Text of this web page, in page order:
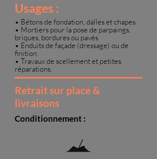
Usages :
• Bétons de fondation, dalles et chapes.
• Mortiers pour la pose de parpaings,
briques, bordures ou pavés.
• Enduits de façade (dressage) ou de
finition.
• Travaux de scellement et petites
réparations.
Retrait sur place &
livraisons
Conditionnement :